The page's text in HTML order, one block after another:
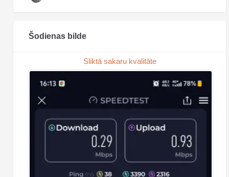
Šodienas bilde
Sliktā sakaru kvalitāte